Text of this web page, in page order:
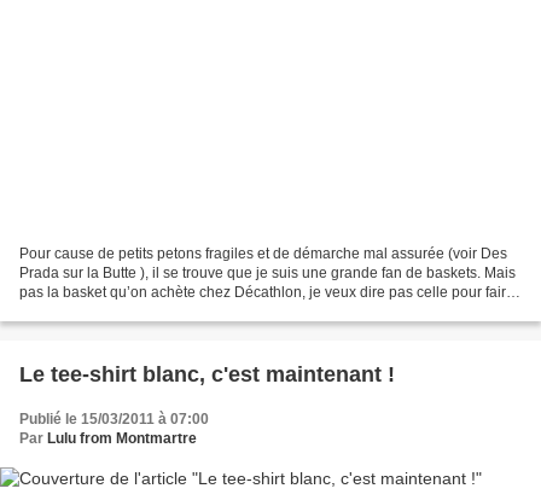
Pour cause de petits petons fragiles et de démarche mal assurée (voir Des
Prada sur la Butte ), il se trouve que je suis une grande fan de baskets. Mais
pas la basket qu’on achète chez Décathlon, je veux dire pas celle pour faire
Le tee-shirt blanc, c'est maintenant !
Publié le 15/03/2011 à 07:00
Par Lulu from Montmartre